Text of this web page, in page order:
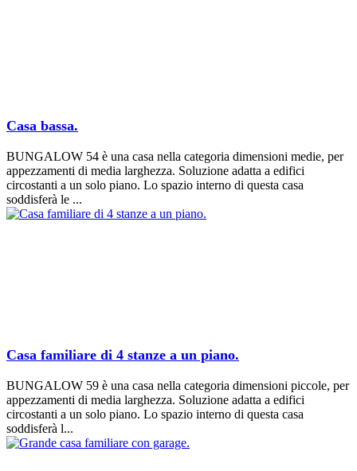
Casa bassa.
BUNGALOW 54 è una casa nella categoria dimensioni medie, per
appezzamenti di media larghezza. Soluzione adatta a edifici
circostanti a un solo piano. Lo spazio interno di questa casa
soddisferà le ...
Casa familiare di 4 stanze a un piano.
BUNGALOW 59 è una casa nella categoria dimensioni piccole, per
appezzamenti di media larghezza. Soluzione adatta a edifici
circostanti a un solo piano. Lo spazio interno di questa casa
soddisferà l...